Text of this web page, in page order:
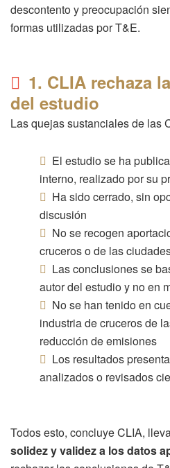
descontento y preocupación
formas utilizadas por T&E.
1. CLIA rechaza
del estudio
Las quejas sustanciales de las
El estudio se ha
interno, realizado por su
Ha sido cerrado, sin
discusión
No se recogen
cruceros o de las
Las conclusiones se
autor del estudio y no en
No se han tenido en
industria de cruceros de
reducción de emisiones
Los resultados
analizados o revisados
Todos esto, concluye CLIA,
solidez y validez a los datos